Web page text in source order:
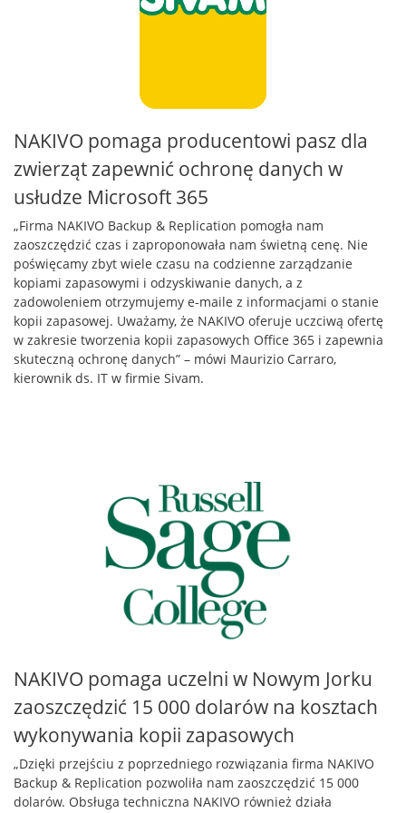
NAKIVO pomaga producentowi pasz dla
zwierząt zapewnić ochronę danych w
usłudze Microsoft 365
„Firma NAKIVO Backup & Replication pomogła nam
zaoszczędzić czas i zaproponowała nam świetną cenę. Nie
poświęcamy zbyt wiele czasu na codzienne zarządzanie
kopiami zapasowymi i odzyskiwanie danych, a z
zadowoleniem otrzymujemy e-maile z informacjami o stanie
kopii zapasowej. Uważamy, że NAKIVO oferuje uczciwą ofertę
w zakresie tworzenia kopii zapasowych Office 365 i zapewnia
skuteczną ochronę danych” – mówi Maurizio Carraro,
kierownik ds. IT w firmie Sivam.
NAKIVO pomaga uczelni w Nowym Jorku
zaoszczędzić 15 000 dolarów na kosztach
wykonywania kopii zapasowych
„Dzięki przejściu z poprzedniego rozwiązania firma NAKIVO
Backup & Replication pozwoliła nam zaoszczędzić 15 000
dolarów. Obsługa techniczna NAKIVO również działa